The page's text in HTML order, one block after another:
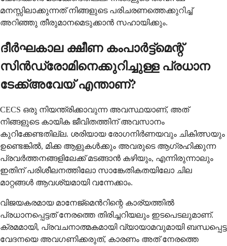
മനസ്സിലാക്കുന്നത് നിങ്ങളുടെ പരിചരണത്തെക്കുറിച്ച്
അറിഞ്ഞു തീരുമാനമെടുക്കാൻ സഹായിക്കും.
ദീർഘകാല ക്ഷീണ കംപാർട്ട്മെന്റ്
സിൻഡ്രോമിനെക്കുറിച്ചുള്ള പ്രധാന
ടേക്ക്അവേയ് എന്താണ്?
CECS ഒരു നിയന്ത്രിക്കാവുന്ന അവസ്ഥയാണ്, അത്
നിങ്ങളുടെ കായിക ജീവിതത്തിന് അവസാനം
കുറിക്കേണ്ടതില്ല. ശരിയായ രോഗനിർണയവും ചികിത്സയും
ഉണ്ടെങ്കിൽ, മിക്ക ആളുകൾക്കും അവരുടെ ആഗ്രഹിക്കുന്ന
പ്രവർത്തനങ്ങളിലേക്ക് മടങ്ങാൻ കഴിയും, എന്നിരുന്നാലും
ഇതിന് പരിശീലനത്തിലോ സാങ്കേതികതയിലോ ചില
മാറ്റങ്ങൾ ആവശ്യമായി വന്നേക്കാം.
വിജയകരമായ മാനേജ്മെൻറിന്റെ കാര്യത്തിൽ
പ്രധാനപ്പെട്ടത് നേരത്തെ തിരിച്ചറിയലും ഇടപെടലുമാണ്.
ക്രമമായി, പ്രവചനാത്മകമായി വ്യായാമവുമായി ബന്ധപ്പെട്ട
വേദനയെ അവഗണിക്കരുത്, കാരണം അത് നേരത്തെ